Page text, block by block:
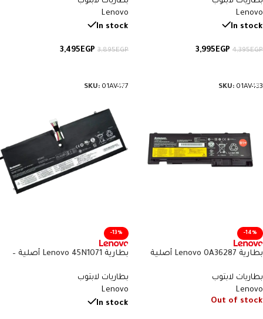
Lenovo
In stock
4,395EGP
3,995EGP
SKU: 01AV433
Lenovo
In stock
3,895EGP
3,495EGP
SKU: 01AV477
-14%
بطارية Lenovo 0A36287 أصلية
T430s – سعة 44 واط/ساعة
بطاريات لابتوب
Lenovo
Out of stock
-13%
بطارية Lenovo 45N1071 أصلية –
الجيل الأول – سعة 46 واط/ساعة
بطاريات لابتوب
Lenovo
In stock